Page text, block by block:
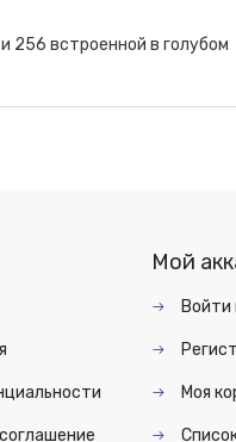
256 встроенной в
Мой
Войти
Моя